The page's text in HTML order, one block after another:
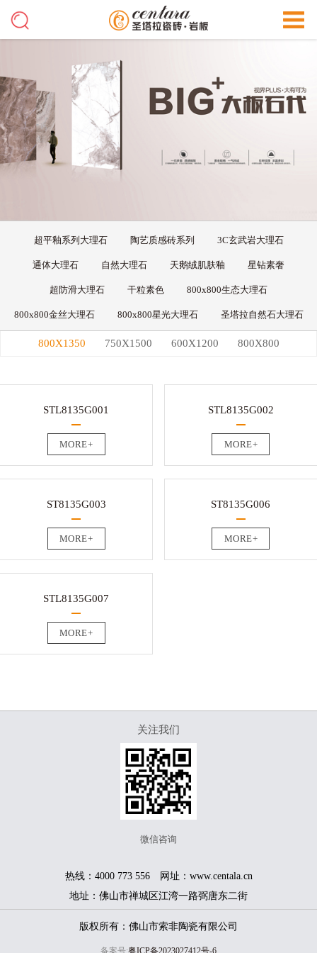
超平釉系列大理石 陶艺质感砖系列 3C玄武岩大理石
通体大理石 自然大理石 天鹅绒肌肤釉 星钻素奢
超防滑大理石 干粒素色 800x800生态大理石
800x800金丝大理石 800x800星光大理石 圣塔拉自然石大理石
800X1350 750X1500 600X1200 800X800
STL8135G001
MORE+
STL8135G002
MORE+
ST8135G003
MORE+
ST8135G006
MORE+
STL8135G007
MORE+
关注我们
微信咨询
热线：4000 773 556 网址：www.centala.cn
地址：佛山市禅城区江湾一路弼唐东二街
版权所有：佛山市索非陶瓷有限公司
备案号:粤ICP备2023027412号-6